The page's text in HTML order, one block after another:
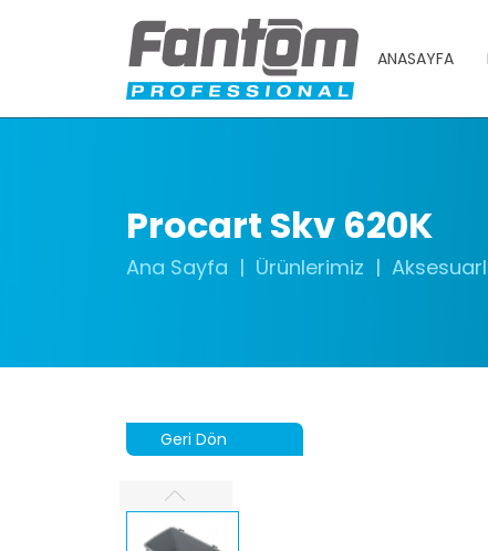
ANASAYFA
Procart Skv 620K
Ana Sayfa Ürünlerimiz
Geri Dön